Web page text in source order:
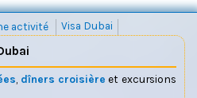
activité Visa Dubai
, dîners croisière et excursions